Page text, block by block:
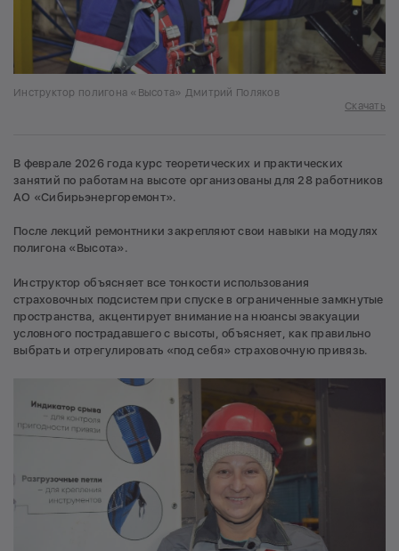
Инструктор полигона «Высота» Дмитрий Поляков
Скачать
В феврале 2026 года курс теоретических и практических
занятий по работам на высоте организованы для 28 работников
АО «Сибирьэнергоремонт».
После лекций ремонтники закрепляют свои навыки на модулях
полигона «Высота».
Инструктор объясняет все тонкости использования
страховочных подсистем при спуске в ограниченные замкнутые
пространства, акцентирует внимание на нюансы эвакуации
условного пострадавшего с высоты, объясняет, как правильно
выбрать и отрегулировать «под себя» страховочную привязь.